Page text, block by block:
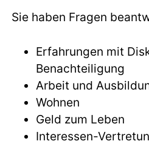
Sie haben Fragen
Erfahrungen mit
Benachteiligung
Arbeit und
Wohnen
Geld zum Leben
Interessen-